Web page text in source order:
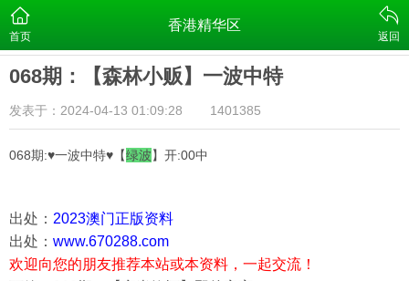
首页
香港精华区
返回
068期：【森林小贩】一波中特
发表于：2024-04-13 01:09:28 1401385
068期:♥一波中特♥【绿波】开:00中
出处： 2023澳门正版资料
出处： www.670288.com
欢迎向您的朋友推荐本站或本资料，一起交流！